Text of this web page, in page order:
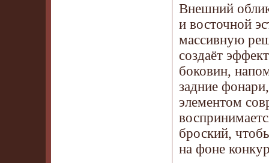
Внешний
и восточной
массивную
создаёт
боковин,
задние
элементом
броский,
на фоне